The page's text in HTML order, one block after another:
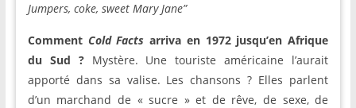
Jumpers, coke, sweet Mary Jane”
Comment Cold Facts arriva en 1972 jusqu’en Afrique
du Sud ?Mystère. Une touriste américaine l’aurait
apporté dans sa valise. Les chansons ? Elles parlent
d’un marchand de « sucre » et de rêve, de sexe, de